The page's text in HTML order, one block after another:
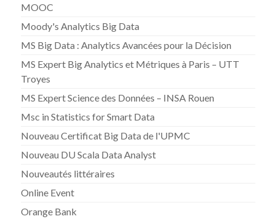
MOOC
Moody's Analytics Big Data
MS Big Data : Analytics Avancées pour la Décision
MS Expert Big Analytics et Métriques à Paris – UTT
Troyes
MS Expert Science des Données – INSA Rouen
Msc in Statistics for Smart Data
Nouveau Certificat Big Data de l'UPMC
Nouveau DU Scala Data Analyst
Nouveautés littéraires
Online Event
Orange Bank